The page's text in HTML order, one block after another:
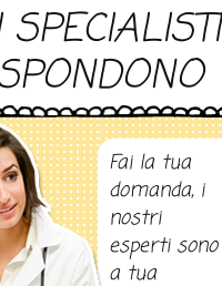
SPECIALISTI
Fai la tua
domanda, i
nostri
esperti sono
a tua